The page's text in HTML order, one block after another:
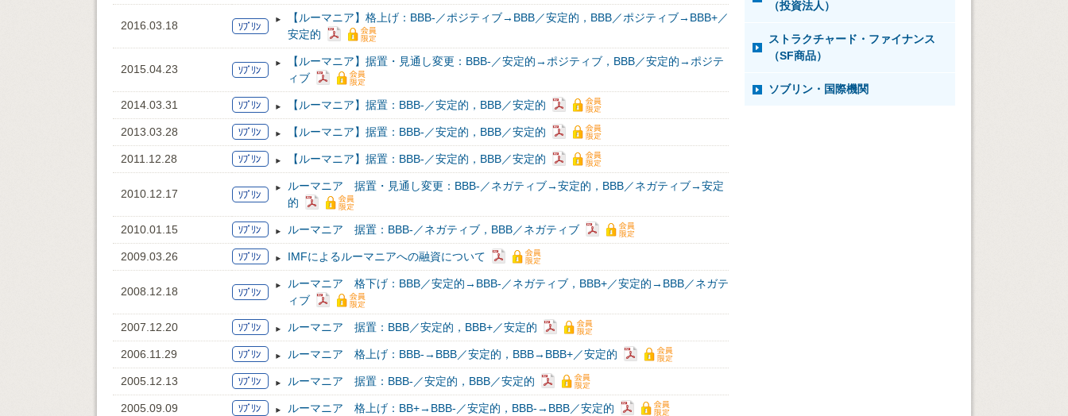
2016.03.18
【ルーマニア】格上げ：BBB-／ポジティブ→BBB／安定的，BBB／ポジティブ→BBB+／
安定的
2015.04.23
【ルーマニア】据置・見通し変更：BBB-／安定的→ポジティブ，BBB／安定的→ポジテ
ィブ
2014.03.31 【ルーマニア】据置：BBB-／安定的，BBB／安定的
2013.03.28 【ルーマニア】据置：BBB-／安定的，BBB／安定的
2011.12.28 【ルーマニア】据置：BBB-／安定的，BBB／安定的
2010.12.17
ルーマニア 据置・見通し変更：BBB-／ネガティブ→安定的，BBB／ネガティブ→安定
的
2010.01.15 ルーマニア 据置：BBB-／ネガティブ，BBB／ネガティブ
2009.03.26 IMFによるルーマニアへの融資について
2008.12.18
ルーマニア 格下げ：BBB／安定的→BBB-／ネガティブ，BBB+／安定的→BBB／ネガテ
ィブ
2007.12.20 ルーマニア 据置：BBB／安定的，BBB+／安定的
2006.11.29 ルーマニア 格上げ：BBB-→BBB／安定的，BBB→BBB+／安定的
2005.12.13 ルーマニア 据置：BBB-／安定的，BBB／安定的
2005.09.09 ルーマニア 格上げ：BB+→BBB-／安定的，BBB-→BBB／安定的
（投資法人）
ストラクチャード・ファイナンス
（SF商品）
ソブリン・国際機関